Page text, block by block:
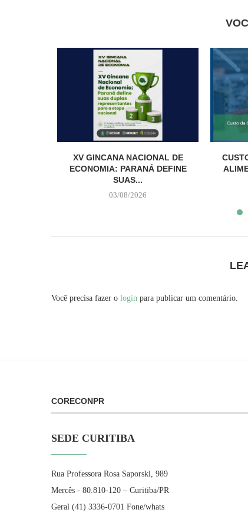
XV GINCANA NACIONAL DE
ECONOMIA: PARANÁ DEFINE
SUAS...
03/08/2026
Você precisa fazer o login para publicar um comentário.
CORECONPR
SEDE CURITIBA
Rua Professora Rosa Saporski, 989
Mercês - 80.810-120 – Curitiba/PR
Geral (41) 3336-0701 Fone/whats